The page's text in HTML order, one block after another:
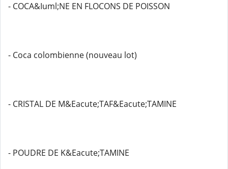
- COCA&Iuml;NE EN FLOCONS DE POISSON
- Coca colombienne (nouveau lot)
- CRISTAL DE M&Eacute;TAF&Eacute;TAMINE
- POUDRE DE K&Eacute;TAMINE